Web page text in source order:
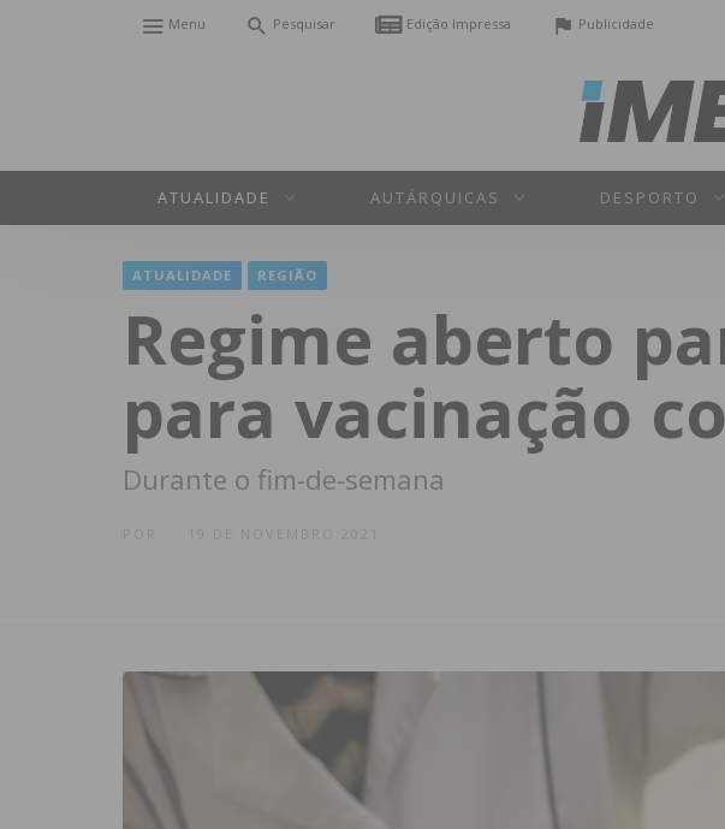
Menu Pesquisar Edição Impressa Publicidade
ATUALIDADE AUTÁRQUICAS DESPORTO
ATUALIDADE REGIÃO
Regime aberto
para vacinação
Durante o fim-de-semana